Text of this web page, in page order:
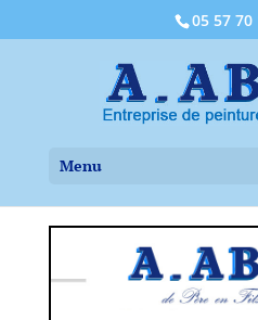
05 57 70